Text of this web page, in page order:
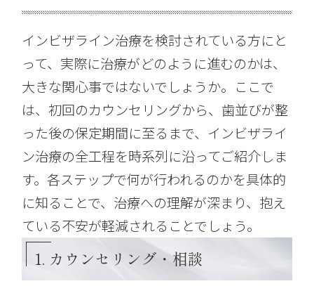
インビザライン治療を検討されている方にと
って、実際に治療がどのように進むのかは、
大きな関心事ではないでしょうか。ここで
は、初回のカウンセリングから、歯並びが整
った後の保定期間に至るまで、インビザライ
ン治療の全工程を時系列に沿ってご紹介しま
す。各ステップで何が行われるのかを具体的
に知ることで、治療への理解が深まり、抱え
ている不安が軽減されることでしょう。
1. カウンセリング・相談